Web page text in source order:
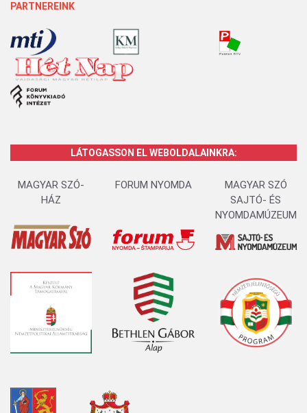
PARTNEREINK
LÁTOGASSON EL WEBOLDALAINKRA:
MAGYAR SZÓ-
HÁZ
FORUM NYOMDA
MAGYAR SZÓ
SAJTÓ- ÉS
NYOMDAMÚZEUM